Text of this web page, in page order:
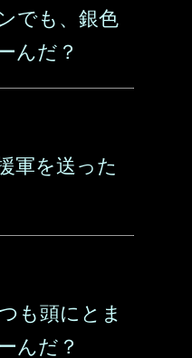
でも、銀色
んだ？
軍を送った
も頭にとま
んだ？